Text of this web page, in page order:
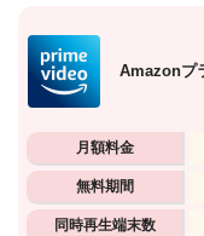
Amazonプ
月額料金
無料期間
同時再生端末数